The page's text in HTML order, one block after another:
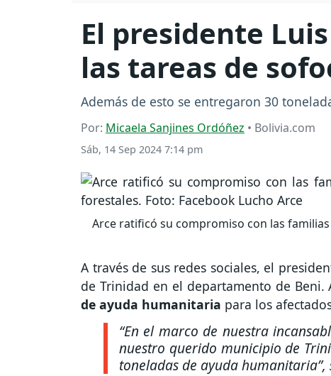
El presidente
las tareas de
Además de esto se entregaron 30
Por: Micaela Sanjines Ordóñez • Bolivia.com
Sáb, 14 Sep 2024 7:14 pm
Arce ratificó su compromiso con las
A través de sus redes sociales, el
de Trinidad en el departamento de Beni.
de ayuda humanitaria para los
“En el marco de nuestra
nuestro querido municipio de
toneladas de ayuda humanitaria”,